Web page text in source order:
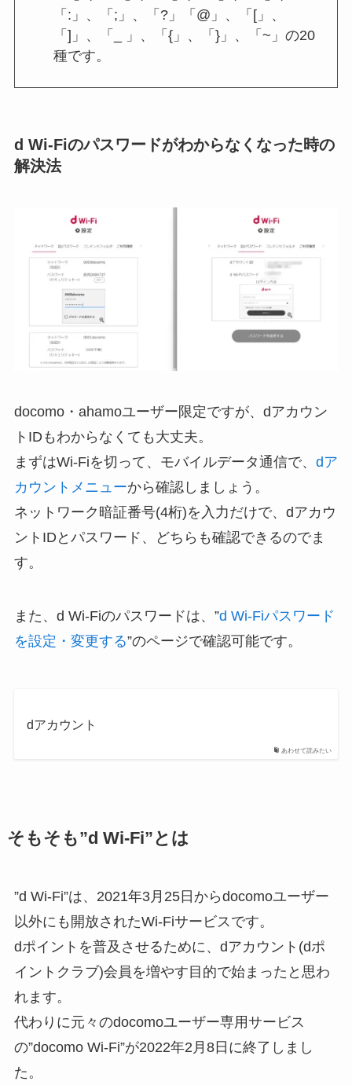
「:」、「;」、「?」「@」、「[」、
「]」、「_ 」、「{」、「}」、「~」の20
種です。
d Wi-Fiのパスワードがわからなくなった時の
解決法
docomo・ahamoユーザー限定ですが、dアカウン
トIDもわからなくても大丈夫。
まずはWi-Fiを切って、モバイルデータ通信で、 dア
カウントメニューから確認しましょう。
ネットワーク暗証番号(4桁)を入力だけで、dアカウ
ントIDとパスワード、どちらも確認できるのでま
す。
また、d Wi-Fiのパスワードは、”d Wi-Fiパスワード
を設定・変更する”のページで確認可能です。
あわせて読みたい
dアカウント
そもそも”d Wi-Fi”とは
”d Wi-Fi”は、2021年3月25日からdocomoユーザー
以外にも開放されたWi-Fiサービスです。
dポイントを普及させるために、dアカウント(dポ
イントクラブ)会員を増やす目的で始まったと思わ
れます。
代わりに元々のdocomoユーザー専用サービス
の”docomo Wi-Fi”が2022年2月8日に終了しまし
た。